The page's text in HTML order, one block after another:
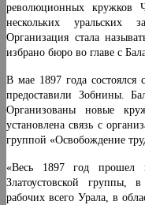
революционных кружков
нескольких уральских
Организация стала
избрано бюро во главе с
В мае 1897 года состоялся
предоставили Зобнины.
Организованы новые
установлена связь с
группой «Освобождение
«Весь 1897 год прошел
Златоустовской группы,
рабочих всего Урала, в